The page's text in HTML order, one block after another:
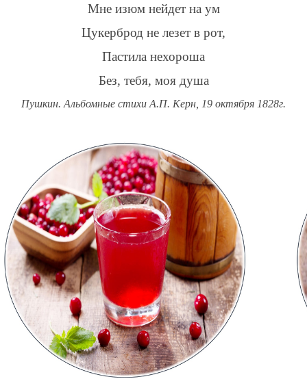
Мне изюм нейдет на ум
Цукерброд не лезет в рот,
Пастила нехороша
Без, тебя, моя душа
Пушкин. Альбомные стихи А.П. Керн, 19 октября 1828г.